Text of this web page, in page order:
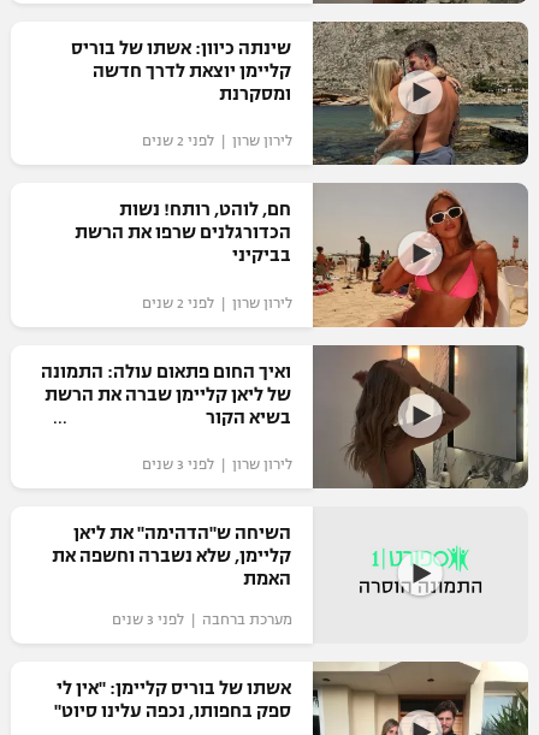
רשיון להקרנה פומבית לבית עסק
הצטרפות לחבילת הערוצים
לוח דרושים – ג'ובנט
תגיות
המגזין
שינתה כיוון: אשתו של בוריס
קליימן יוצאת לדרך חדשה
ומסקרנת
לירון שרון | לפני 2 שנים
חם, לוהט, רותח! נשות
הכדורגלנים שרפו את הרשת
בביקיני
לירון שרון | לפני 2 שנים
ואיך החום פתאום עולה: התמונה
של ליאן קליימן שברה את הרשת
בשיא הקור
לירון שרון | לפני 3 שנים
השיחה ש"הדהימה" את ליאן
קליימן, שלא נשברה וחשפה את
האמת
מערכת ברחבה | לפני 3 שנים
אשתו של בוריס קליימן: "אין לי
ספק בחפותו, נכפה עלינו סיוט"